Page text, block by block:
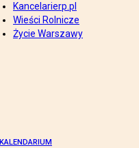
Kancelarierp.pl
Wieści Rolnicze
Życie Warszawy
KALENDARIUM